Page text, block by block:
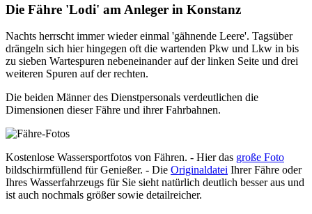
Die Fähre 'Lodi' am Anleger in Konstanz
Nachts herrscht immer wieder einmal 'gähnende Leere'. Tagsüber
drängeln sich hier hingegen oft die wartenden Pkw und Lkw in bis
zu sieben Wartespuren nebeneinander auf der linken Seite und drei
weiteren Spuren auf der rechten.
Die beiden Männer des Dienstpersonals verdeutlichen die
Dimensionen dieser Fähre und ihrer Fahrbahnen.
Kostenlose Wassersportfotos von Fähren. - Hier das große Foto
bildschirmfüllend für Genießer. - Die Originaldatei Ihrer Fähre oder
Ihres Wasserfahrzeugs für Sie sieht natürlich deutlich besser aus und
ist auch nochmals größer sowie detailreicher.